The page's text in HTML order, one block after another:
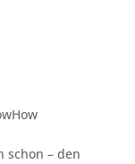
schon – den